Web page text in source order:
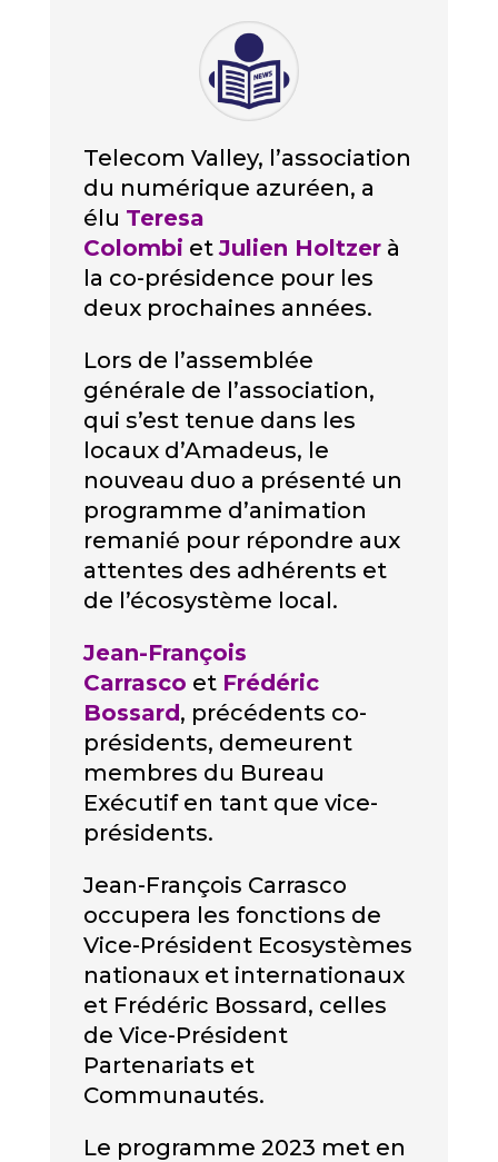
Telecom Valley, l’association
du numérique azuréen, a
élu Teresa
Colombi et Julien Holtzer à
la co-présidence pour les
deux prochaines années.
Lors de l’assemblée
générale de l’association,
qui s’est tenue dans les
locaux d’Amadeus, le
nouveau duo a présenté un
programme d’animation
remanié pour répondre aux
attentes des adhérents et
de l’écosystème local.
Jean-François
Carrasco et Frédéric
Bossard, précédents co-
présidents, demeurent
membres du Bureau
Exécutif en tant que vice-
présidents.
Jean-François Carrasco
occupera les fonctions de
Vice-Président Ecosystèmes
nationaux et internationaux
et Frédéric Bossard, celles
de Vice-Président
Partenariats et
Communautés.
Le programme 2023 met en